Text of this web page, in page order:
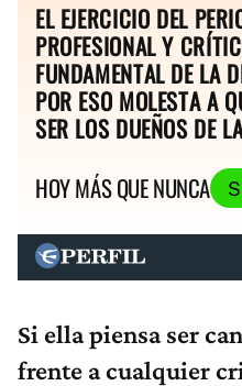
EL EJERCICIO DEL
PROFESIONAL Y
FUNDAMENTAL DE LA
POR ESO MOLESTA A
SER LOS DUEÑOS DE
HOY MÁS QUE NUNCA
Si ella piensa ser
frente a cualquier